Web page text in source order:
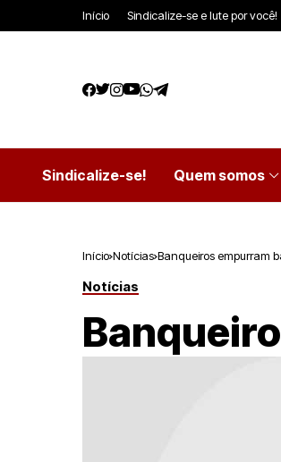
Início Sindicalize-se e lute por você!
Sindicalize-se! Quem somos
Início Notícias Banqueiros empurram
Notícias